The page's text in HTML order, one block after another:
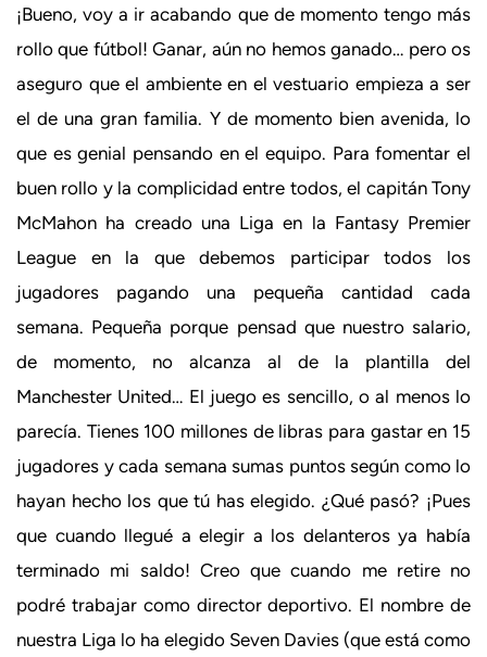
¡Bueno, voy a ir acabando que de momento tengo más
rollo que fútbol! Ganar, aún no hemos ganado… pero os
aseguro que el ambiente en el vestuario empieza a ser
el de una gran familia. Y de momento bien avenida, lo
que es genial pensando en el equipo. Para fomentar el
buen rollo y la complicidad entre todos, el capitán Tony
McMahon ha creado una Liga en la Fantasy Premier
League en la que debemos participar todos los
jugadores pagando una pequeña cantidad cada
semana. Pequeña porque pensad que nuestro salario,
de momento, no alcanza al de la plantilla del
Manchester United… El juego es sencillo, o al menos lo
parecía. Tienes 100 millones de libras para gastar en 15
jugadores y cada semana sumas puntos según como lo
hayan hecho los que tú has elegido. ¿Qué pasó? ¡Pues
que cuando llegué a elegir a los delanteros ya había
terminado mi saldo! Creo que cuando me retire no
podré trabajar como director deportivo. El nombre de
nuestra Liga lo ha elegido Seven Davies (que está como